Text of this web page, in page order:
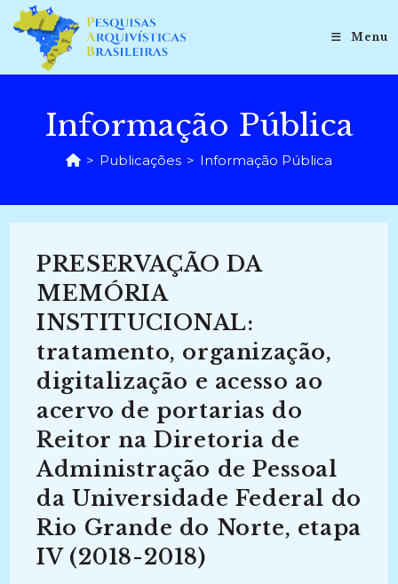
para
conteúdo
Menu
Informação Pública
> Publicações > Informação Pública
PRESERVAÇÃO DA
MEMÓRIA
INSTITUCIONAL:
tratamento, organização,
digitalização e acesso ao
acervo de portarias do
Reitor na Diretoria de
Administração de Pessoal
da Universidade Federal do
Rio Grande do Norte, etapa
IV (2018-2018)